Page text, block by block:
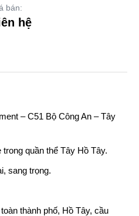
bán:
hệ
– C51 Bộ Công An – Tây
quần thể Tây Hồ Tây.
sang trọng.
thành phố, Hồ Tây, cầu